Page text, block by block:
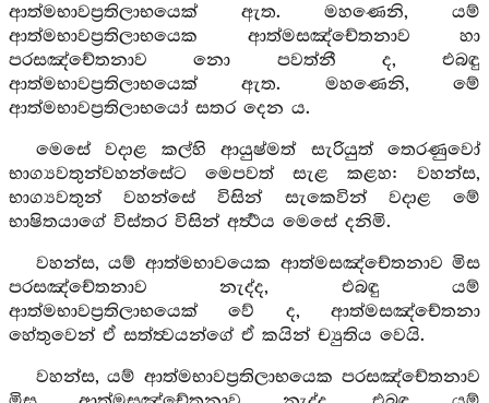
ආත්මභාවප්‍රතිලාභයෙක් ඇත. මහණෙනි, යම්
ආත්මභාවප්‍රතිලාභයෙක ආත්මසඤ්චේතනාව හා
පරසඤ්චේතනාව නො පවත්නී ද, එබඳු
ආත්මභාවප්‍රතිලාභයෙක් ඇත. මහණෙනි, මේ
ආත්මභාවප්‍රතිලාභයෝ සතර දෙන ය.
මෙසේ වදාළ කල්හි ආයුෂ්මත් සැරියුත් තෙරණුවෝ
භාග්‍යවතුන්වහන්සේට මෙපවත් සැළ කළහ: වහන්ස,
භාග්‍යවතුන් වහන්සේ විසින් සැකෙවින් වදාළ මේ
භාෂිතයාගේ විස්තර විසින් අර්‍ත්‍ථය මෙසේ දනිමි.
වහන්ස, යම් ආත්මභාවයෙක ආත්මසඤ්චේතනාව මිස
පරසඤ්චේතනාව නැද්ද, එබඳු යම්
ආත්මභාවප්‍රතිලාභයෙක් වේ ද, ආත්මසඤ්චේතනා
හේතුවෙන් ඒ සත්ත්‍වයන්ගේ ඒ කයින් ච්‍යුතිය වෙයි.
වහන්ස, යම් ආත්මභාවප්‍රතිලාභයෙක පරසඤ්චේතනාව